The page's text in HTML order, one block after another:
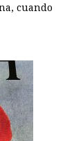
cuando